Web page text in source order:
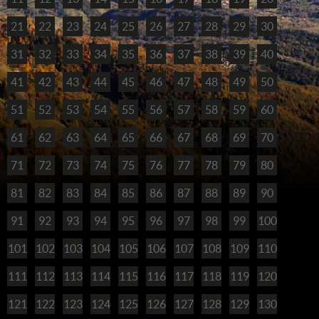
21 22 23 24 25 26 27 28 29 30
31 32 33 34 35 36 37 38 39 40
41 42 43 44 45 46 47 48 49 50
51 52 53 54 55 56 57 58 59 60
61 62 63 64 65 66 67 68 69 70
71 72 73 74 75 76 77 78 79 80
81 82 83 84 85 86 87 88 89 90
91 92 93 94 95 96 97 98 99 100
101 102 103 104 105 106 107 108 109 110
111 112 113 114 115 116 117 118 119 120
121 122 123 124 125 126 127 128 129 130